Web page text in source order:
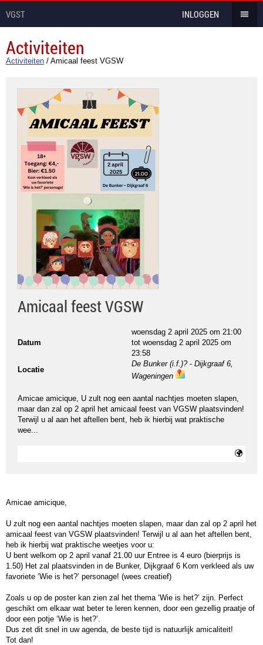
VGST INLOGGEN
Activiteiten
Activiteiten / Amicaal feest VGSW
Amicaal feest VGSW
Datum
woensdag 2 april 2025 om 21:00
tot woensdag 2 april 2025 om
23:58
Locatie
De Bunker (i.f.)?- Dijkgraaf 6,
Wageningen
Amicae amicique, U zult nog een aantal nachtjes moeten slapen,
maar dan zal op 2 april het amicaal feest van VGSW plaatsvinden!
Terwijl u al aan het aftellen bent, heb ik hierbij wat praktische
wee...
Amicae amicique,
U zult nog een aantal nachtjes moeten slapen, maar dan zal op 2 april het
amicaal feest van VGSW plaatsvinden! Terwijl u al aan het aftellen bent,
heb ik hierbij wat praktische weetjes voor u:
U bent welkom op 2 april vanaf 21.00 uur Entree is 4 euro (bierprijs is
1.50) Het zal plaatsvinden in de Bunker, Dijkgraaf 6 Kom verkleed als uw
favoriete ‘Wie is het?’ personage! (wees creatief)
Zoals u op de poster kan zien zal het thema ‘Wie is het?’ zijn. Perfect
geschikt om elkaar wat beter te leren kennen, door een gezellig praatje of
door een potje ‘Wie is het?’.
Dus zet dit snel in uw agenda, de beste tijd is natuurlijk amicaliteit!
Tot dan!